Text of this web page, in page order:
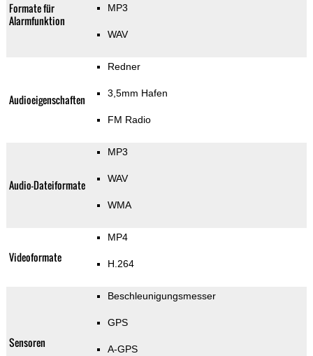
Formate für
Alarmfunktion
MP3
WAV
Audioeigenschaften
Redner
3,5mm Hafen
FM Radio
Audio-Dateiformate
MP3
WAV
WMA
Videoformate
MP4
H.264
Sensoren
Beschleunigungsmesser
GPS
A-GPS